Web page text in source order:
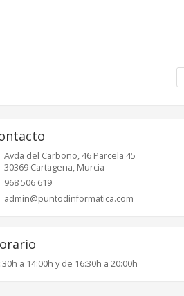
Avda del Carbono, 46 Parcela 45
30369 Cartagena, Murcia
968 506 619
admin@puntodinformatica.com
a 14:00h y de 16:30h a 20:00h